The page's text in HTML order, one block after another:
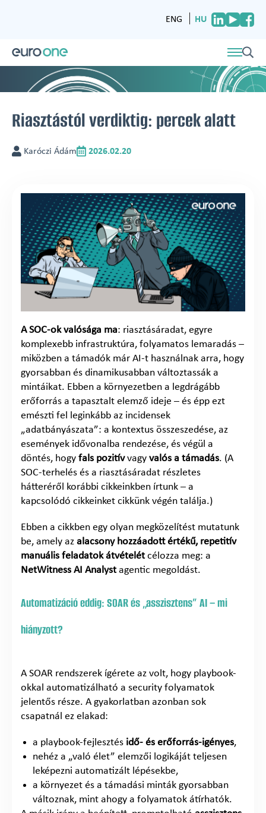
ENG HU
Riasztástól verdiktig: percek alatt
Karóczi Ádám 2026.02.20
A SOC-ok valósága ma: riasztásáradat, egyre
komplexebb infrastruktúra, folyamatos lemaradás –
miközben a támadók már AI-t használnak arra, hogy
gyorsabban és dinamikusabban változtassák a
mintáikat. Ebben a környezetben a legdrágább
erőforrás a tapasztalt elemző ideje – és épp ezt
emészti fel leginkább az incidensek
„adatbányászata”: a kontextus összeszedése, az
események idővonalba rendezése, és végül a
döntés, hogy fals pozitívvagy valós a támadás. (A
SOC-terhelés és a riasztásáradat részletes
hátteréről korábbi cikkeinkben írtunk – a
kapcsolódó cikkeinket cikkünk végén találja.)
Ebben a cikkben egy olyan megközelítést mutatunk
be, amely az alacsony hozzáadott értékű, repetitív
manuális feladatok átvételétcélozza meg: a
NetWitness AI Analystagentic megoldást.
Automatizáció eddig: SOAR és „asszisztens” AI – mi
hiányzott?
A SOAR rendszerek ígérete az volt, hogy playbook-
okkal automatizálható a security folyamatok
jelentős része. A gyakorlatban azonban sok
csapatnál ez elakad:
a playbook-fejlesztés idő- és erőforrás-igényes,
nehéz a „való élet” elemzői logikáját teljesen
leképezni automatizált lépésekbe,
a környezet és a támadási minták gyorsabban
változnak, mint ahogy a folyamatok átírhatók.